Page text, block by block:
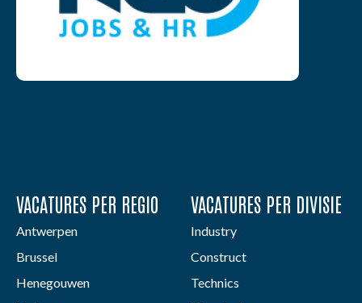
VACATURES PER REGIO
Antwerpen
Brussel
Henegouwen
VACATURES PER DIVISIE
Industry
Construct
Technics